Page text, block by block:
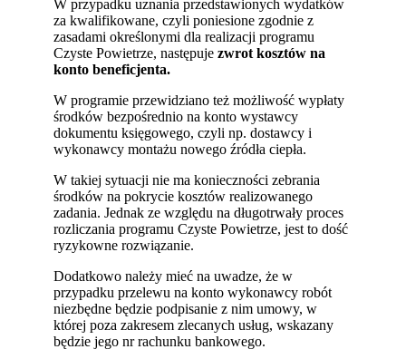
W przypadku uznania przedstawionych wydatków
za kwalifikowane, czyli poniesione zgodnie z
zasadami określonymi dla realizacji programu
Czyste Powietrze, następuje zwrot kosztów na
konto beneficjenta.
W programie przewidziano też możliwość wypłaty
środków bezpośrednio na konto wystawcy
dokumentu księgowego, czyli np. dostawcy i
wykonawcy montażu nowego źródła ciepła.
W takiej sytuacji nie ma konieczności zebrania
środków na pokrycie kosztów realizowanego
zadania. Jednak ze względu na długotrwały proces
rozliczania programu Czyste Powietrze, jest to dość
ryzykowne rozwiązanie.
Dodatkowo należy mieć na uwadze, że w
przypadku przelewu na konto wykonawcy robót
niezbędne będzie podpisanie z nim umowy, w
której poza zakresem zlecanych usług, wskazany
będzie jego nr rachunku bankowego.